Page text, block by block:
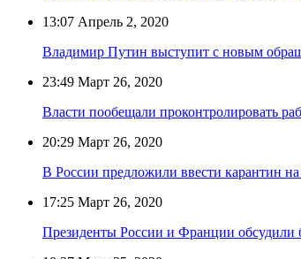
13:07 Апрель 2, 2020
Владимир Путин выступит с новым
23:49 Март 26, 2020
Власти пообещали проконтролировать
20:29 Март 26, 2020
В России предложили ввести карантин
17:25 Март 26, 2020
Президенты России и Франции обсудили